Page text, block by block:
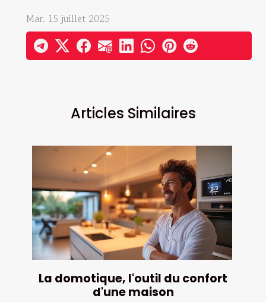
Articles Similaires
La domotique, l'outil du confort
d'une maison
Mar. 15 juillet 2025